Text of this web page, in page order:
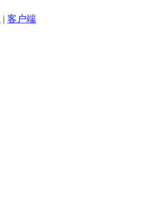
| 客户端